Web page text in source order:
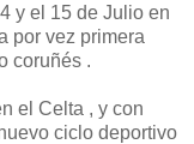
y el 15 de Julio en
por vez primera
coruñés .
el Celta , y con
ciclo deportivo